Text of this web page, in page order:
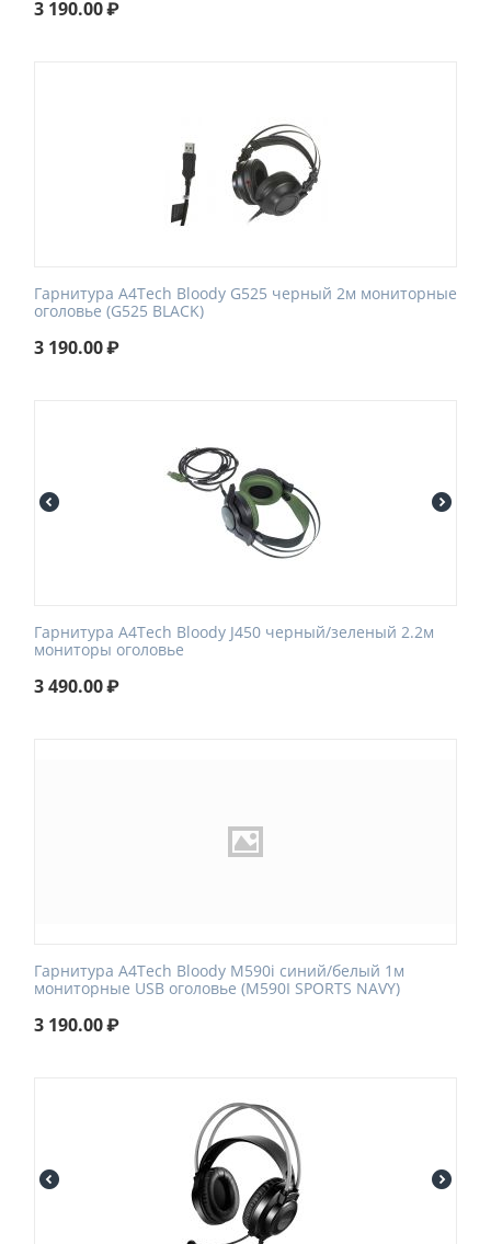
3 190.00₽
Гарнитура A4Tech Bloody G525 черный 2м мониторные
оголовье (G525 BLACK)
3 190.00₽
Гарнитура A4Tech Bloody J450 черный/зеленый 2.2м
мониторы оголовье
3 490.00₽
Гарнитура A4Tech Bloody M590i синий/белый 1м
мониторные USB оголовье (M590I SPORTS NAVY)
3 190.00₽